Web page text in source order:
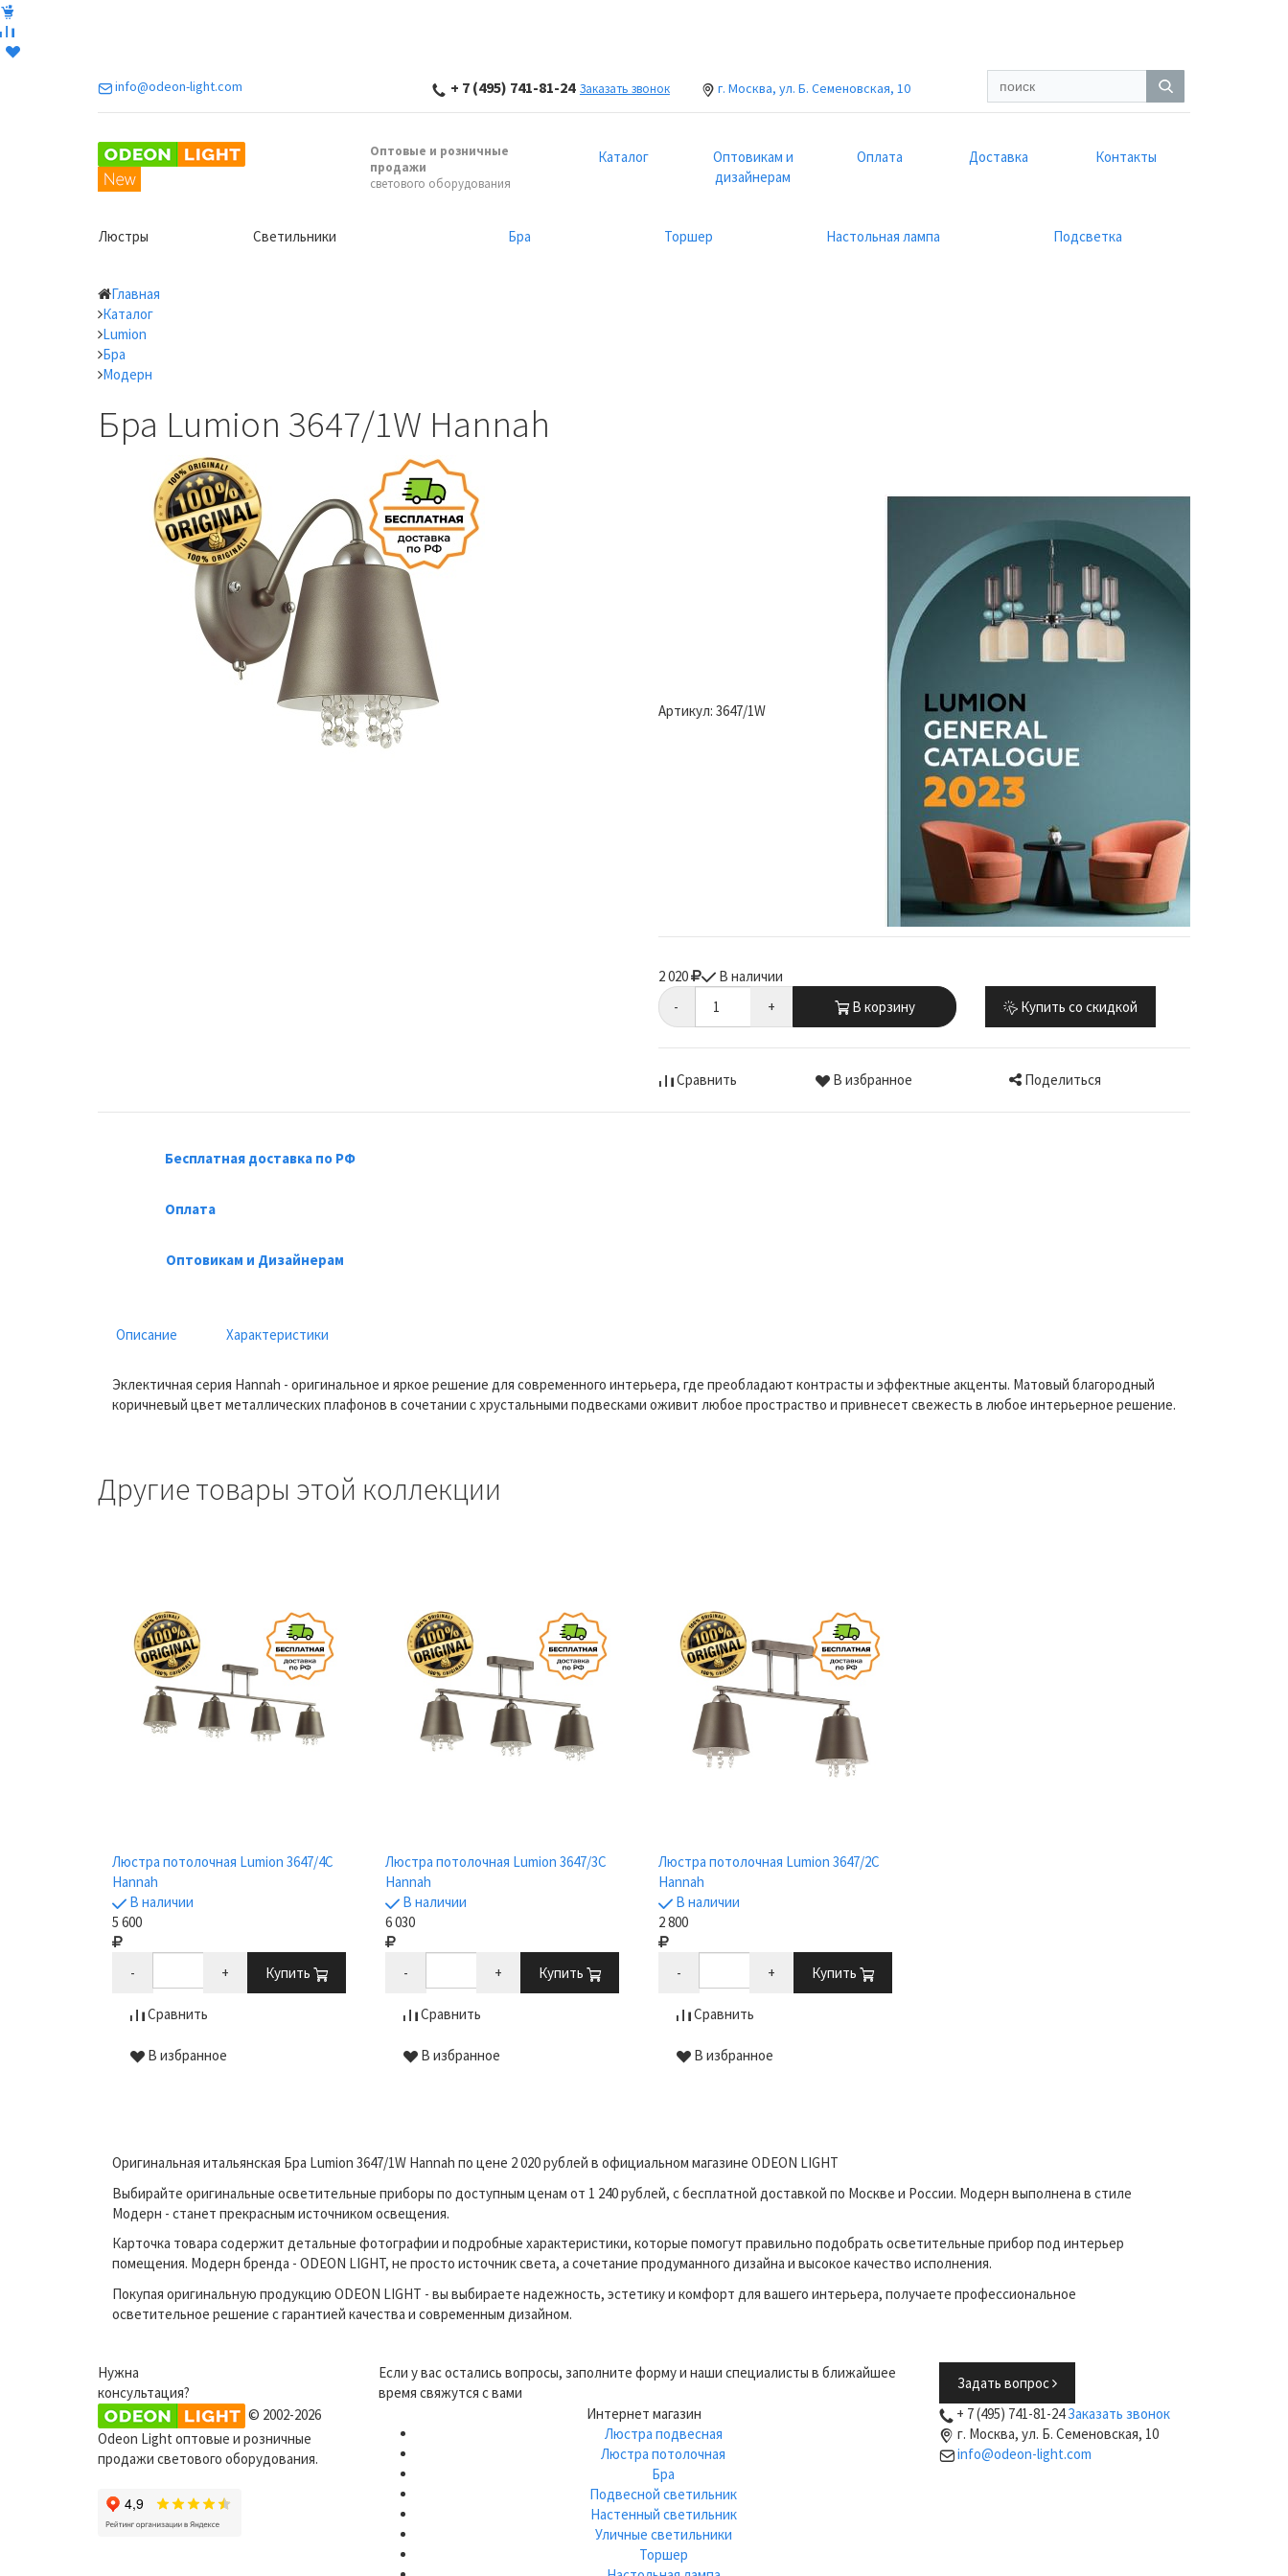
info@odeon-light.com + 7 (495) 741-81-24 Заказать звонок г. Москва, ул. Б. Семеновская, 10
Оптовые и розничные
продажи
светового оборудования
Каталог
Оптовикам и
дизайнерам
Оплата Доставка Контакты
Люстры Светильники Бра Торшер Настольная лампа Подсветка
Главная
Каталог
Lumion
Бра
Модерн
Бра Lumion 3647/1W Hannah
Артикул: 3647/1W
2 020
В наличии
-
+ В корзину Купить со скидкой
Сравнить В избранное Поделиться
Бесплатная доставка по РФ
Оплата
Оптовикам и Дизайнерам
Описание Характеристики
Эклектичная серия Hannah - оригинальное и яркое решение для современного интерьера, где преобладают контрасты и эффектные акценты. Матовый благородный
коричневый цвет металлических плафонов в сочетании с хрустальными подвесками оживит любое простраство и привнесет свежесть в любое интерьерное решение.
Другие товары этой коллекции
Люстра потолочная Lumion 3647/4C
Hannah
В наличии
5 600
- + Купить
Сравнить
В избранное
Люстра потолочная Lumion 3647/3C
Hannah
В наличии
6 030
- + Купить
Сравнить
В избранное
Люстра потолочная Lumion 3647/2C
Hannah
В наличии
2 800
- + Купить
Сравнить
В избранное
Оригинальная итальянская Бра Lumion 3647/1W Hannah по цене 2 020 рублей в официальном магазине ODEON LIGHT
Выбирайте оригинальные осветительные приборы по доступным ценам от 1 240 рублей, с бесплатной доставкой по Москве и России. Модерн выполнена в стиле
Модерн - станет прекрасным источником освещения.
Карточка товара содержит детальные фотографии и подробные характеристики, которые помогут правильно подобрать осветительные прибор под интерьер
помещения. Модерн бренда - ODEON LIGHT, не просто источник света, а сочетание продуманного дизайна и высокое качество исполнения.
Покупая оригинальную продукцию ODEON LIGHT - вы выбираете надежность, эстетику и комфорт для вашего интерьера, получаете профессиональное
осветительное решение с гарантией качества и современным дизайном.
Нужна
консультация?
Если у вас остались вопросы, заполните форму и наши специалисты в ближайшее
время свяжутся с вами
Задать вопрос
© 2002-2026
Odeon Light оптовые и розничные
продажи светового оборудования.
Интернет магазин
Люстра подвесная
Люстра потолочная
Бра
Подвесной светильник
Настенный светильник
Уличные светильники
Торшер
+ 7 (495) 741-81-24Заказать звонок
г. Москва, ул. Б. Семеновская, 10
info@odeon-light.com